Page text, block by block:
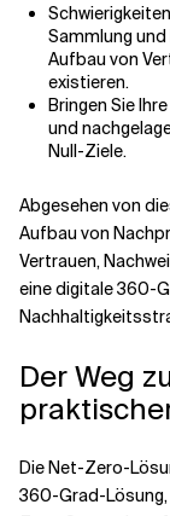
Sammlung
Aufbau von
existieren.
Bringen Sie
und
Null-Ziele.
Abgesehen von
Aufbau von
Vertrauen,
eine digitale 360-
Der Weg
Die Net-Zero-
360-Grad-